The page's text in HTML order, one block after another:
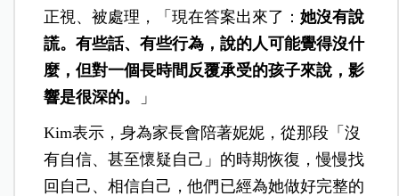
正視、被處理，「現在答案出來了：她沒有說
謊。有些話、有些行為，說的人可能覺得沒什
麼，但對一個長時間反覆承受的孩子來說，影
響是很深的。
」
Kim表示，身為家長會陪著妮妮，從那段「沒
有自信、甚至懷疑自己」的時期恢復，慢慢找
回自己、相信自己，他們已經為她做好完整的